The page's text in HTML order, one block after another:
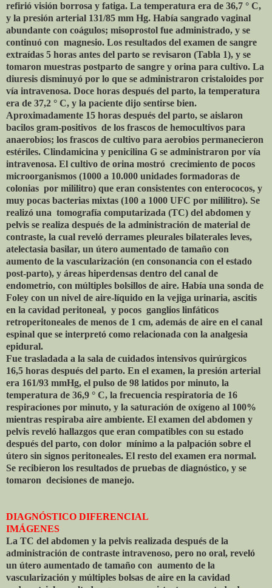
refirió visión borrosa y fatiga. La temperatura era de 36,7 ° C,
y la presión arterial 131/85 mm Hg. Había sangrado vaginal
abundante con coágulos; misoprostol fue administrado, y se
continuó con magnesio. Los resultados del examen de sangre
extraídas 5 horas antes del parto se revisaron (Tabla 1), y se
tomaron muestras postparto de sangre y orina para cultivo. La
diuresis disminuyó por lo que se administraron cristaloides por
vía intravenosa. Doce horas después del parto, la temperatura
era de 37,2 ° C, y la paciente dijo sentirse bien.
Aproximadamente 15 horas después del parto, se aislaron
bacilos gram-positivos de los frascos de hemocultivos para
anaerobios; los frascos de cultivo para aerobios permanecieron
estériles. Clindamicina y penicilina G se administraron por vía
intravenosa. El cultivo de orina mostró crecimiento de pocos
microorganismos (1000 a 10.000 unidades formadoras de
colonias por mililitro) que eran consistentes con enterococos, y
muy pocas bacterias mixtas (100 a 1000 UFC por mililitro). Se
realizó una tomografía computarizada (TC) del abdomen y
pelvis se realiza después de la administración de material de
contraste, la cual reveló derrames pleurales bilaterales leves,
atelectasia basilar, un útero aumentado de tamaño con
aumento de la vascularización (en consonancia con el estado
post-parto), y áreas hiperdensas dentro del canal de
endometrio, con múltiples bolsillos de aire. Había una sonda de
Foley con un nivel de aire-líquido en la vejiga urinaria, ascitis
en la cavidad peritoneal, y pocos ganglios linfáticos
retroperitoneales de menos de 1 cm, además de aire en el canal
espinal que se interpretó como relacionada con la analgesia
epidural.
Fue trasladada a la sala de cuidados intensivos quirúrgicos
16,5 horas después del parto. En el examen, la presión arterial
era 161/93 mmHg, el pulso de 98 latidos por minuto, la
temperatura de 36,9 ° C, la frecuencia respiratoria de 16
respiraciones por minuto, y la saturación de oxígeno al 100%
mientras respiraba aire ambiente. El examen del abdomen y
pelvis reveló hallazgos que eran compatibles con su estado
después del parto, con dolor mínimo a la palpación sobre el
útero sin signos peritoneales. El resto del examen era normal.
Se recibieron los resultados de pruebas de diagnóstico, y se
tomaron decisiones de manejo.
DIAGNÓSTICO DIFERENCIAL
IMÁGENES
La TC del abdomen y la pelvis realizada después de la
administración de contraste intravenoso, pero no oral, reveló
un útero aumentado de tamaño con aumento de la
vascularización y múltiples bolsas de aire en la cavidad